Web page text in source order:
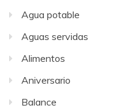
Agua potable
Aguas servidas
Alimentos
Aniversario
Balance